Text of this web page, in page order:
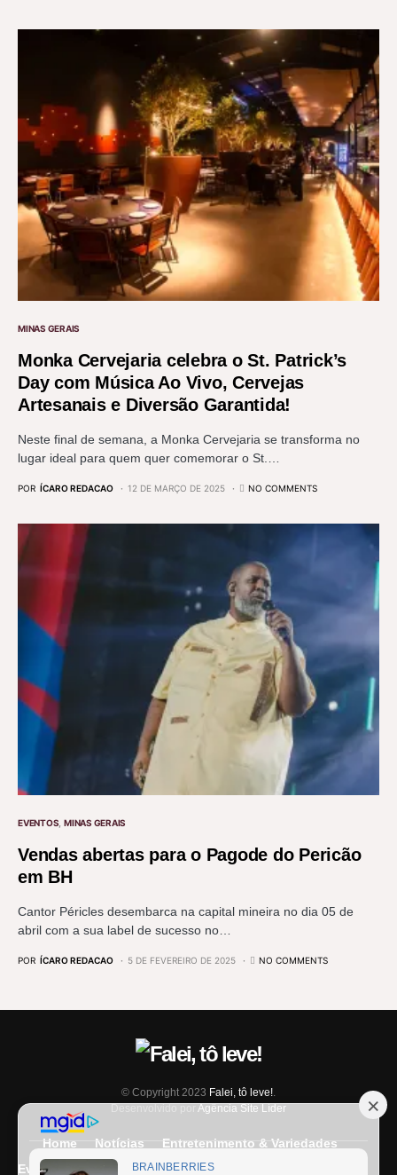
MINAS GERAIS
Monka Cervejaria celebra o St. Patrick’s
Day com Música Ao Vivo, Cervejas
Artesanais e Diversão Garantida!
Neste final de semana, a Monka Cervejaria se transforma no
lugar ideal para quem quer comemorar o St.…
POR ÍCARO REDACAO 12 DE MARÇO DE 2025 NO COMMENTS
EVENTOS MINAS GERAIS
Vendas abertas para o Pagode do Pericão
em BH
Cantor Péricles desembarca na capital mineira no dia 05 de
abril com a sua label de sucesso no…
POR ÍCARO REDACAO 5 DE FEVEREIRO DE 2025 NO COMMENTS
© Copyright 2023 Falei, tô leve!
Desenvolvido porAgência Site Líder
Home Notícias
Entretenimento & Variedades
Eventos
Entrevista Últimas Notícias